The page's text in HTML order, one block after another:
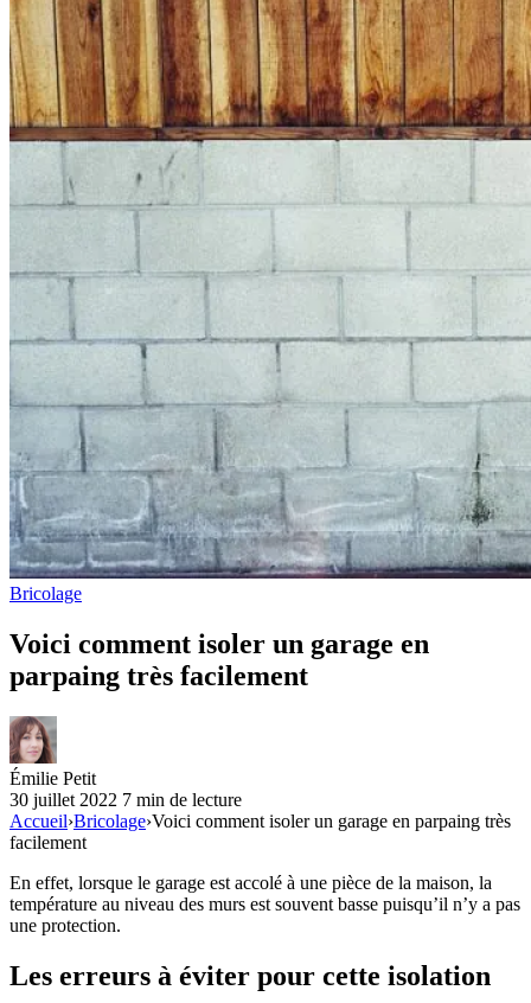
Bricolage
Voici comment isoler un garage en
parpaing très facilement
Émilie Petit
30 juillet 2022 7 min de lecture
Accueil›Bricolage›Voici comment isoler un garage en parpaing très
facilement
En effet, lorsque le garage est accolé à une pièce de la maison, la
température au niveau des murs est souvent basse puisqu’il n’y a pas
une protection.
Les erreurs à éviter pour cette isolation